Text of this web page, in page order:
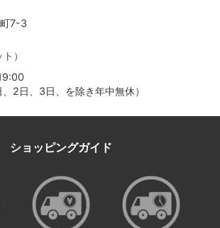
7-3
）
、2日、3日、を除き年中無休）
ショッピングガイド